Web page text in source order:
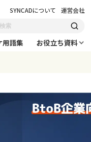
SYNCADについて 運営会社
用語集 お役立ち資料